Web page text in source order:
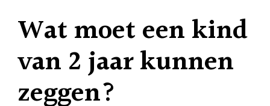
Wat moet een kind
van 2 jaar kunnen
zeggen?